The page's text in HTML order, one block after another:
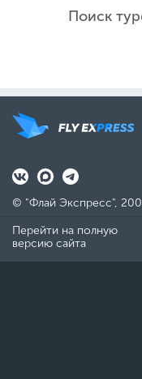
Поиск
© "Флай Экспресс",
Перейти на полную
версию сайта